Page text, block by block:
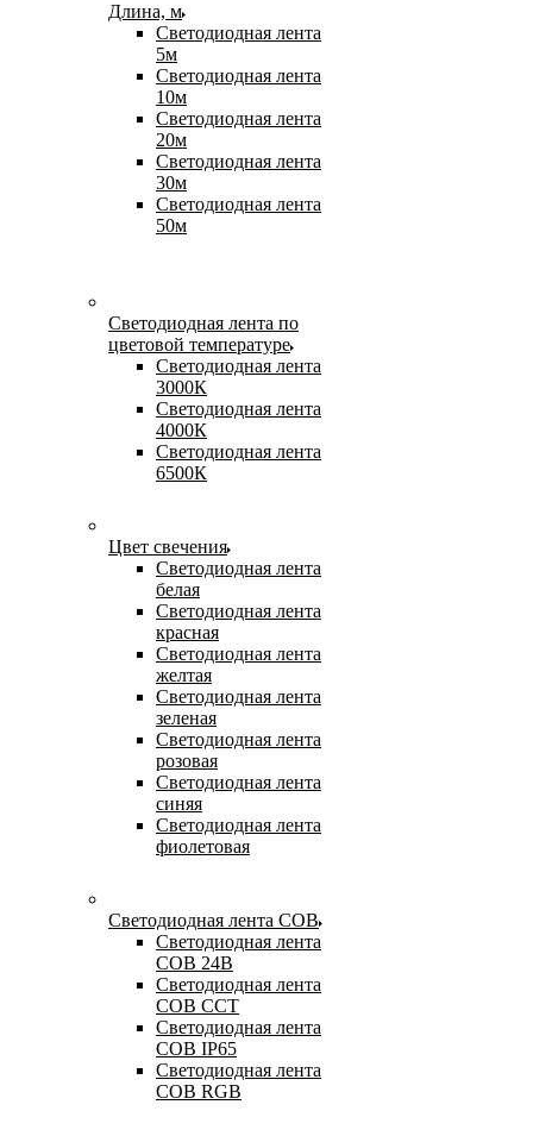
Длина, м
Светодиодная лента
5м
Светодиодная лента
10м
Светодиодная лента
20м
Светодиодная лента
30м
Светодиодная лента
50м
Светодиодная лента по
цветовой температуре
Светодиодная лента
3000К
Светодиодная лента
4000К
Светодиодная лента
6500К
Цвет свечения
Светодиодная лента
белая
Светодиодная лента
красная
Светодиодная лента
желтая
Светодиодная лента
зеленая
Светодиодная лента
розовая
Светодиодная лента
синяя
Светодиодная лента
фиолетовая
Светодиодная лента COB
Светодиодная лента
COB 24В
Светодиодная лента
COB CCT
Светодиодная лента
COB IP65
Светодиодная лента
COB RGB